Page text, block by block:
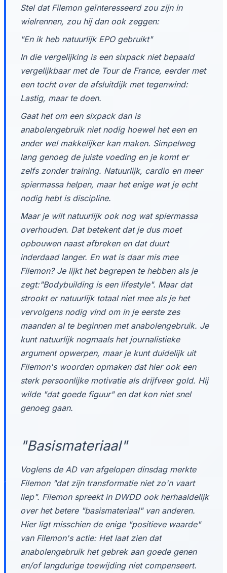
Stel dat Filemon geïnteresseerd zou zijn in
wielrennen, zou hij dan ook zeggen:
"En ik heb natuurlijk EPO gebruikt"
In die vergelijking is een sixpack niet bepaald
vergelijkbaar met de Tour de France, eerder met
een tocht over de afsluitdijk met tegenwind:
Lastig, maar te doen.
Gaat het om een sixpack dan is
anabolengebruik niet nodig hoewel het een en
ander wel makkelijker kan maken. Simpelweg
lang genoeg de juiste voeding en je komt er
zelfs zonder training. Natuurlijk, cardio en meer
spiermassa helpen, maar het enige wat je echt
nodig hebt is discipline.
Maar je wilt natuurlijk ook nog wat spiermassa
overhouden. Dat betekent dat je dus moet
opbouwen naast afbreken en dat duurt
inderdaad langer. En wat is daar mis mee
Filemon? Je lijkt het begrepen te hebben als je
zegt:"Bodybuilding is een lifestyle". Maar dat
strookt er natuurlijk totaal niet mee als je het
vervolgens nodig vind om in je eerste zes
maanden al te beginnen met anabolengebruik. Je
kunt natuurlijk nogmaals het journalistieke
argument opwerpen, maar je kunt duidelijk uit
Filemon's woorden opmaken dat hier ook een
sterk persoonlijke motivatie als drijfveer gold. Hij
wilde "dat goede figuur" en dat kon niet snel
genoeg gaan.
"Basismateriaal"
Voglens de AD van afgelopen dinsdag merkte
Filemon "dat zijn transformatie niet zo'n vaart
liep". Filemon spreekt in DWDD ook herhaaldelijk
over het betere "basismateriaal" van anderen.
Hier ligt misschien de enige "positieve waarde"
van Filemon's actie: Het laat zien dat
anabolengebruik het gebrek aan goede genen
en/of langdurige toewijding niet compenseert.